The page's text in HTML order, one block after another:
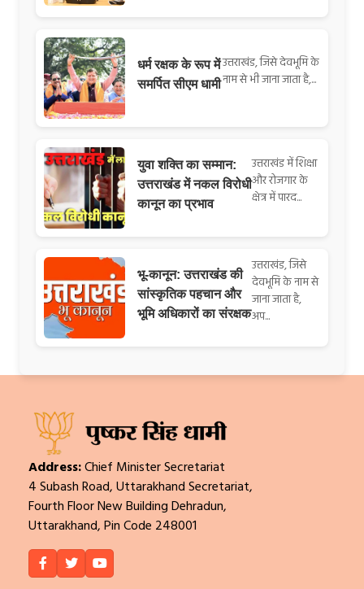
धर्म रक्षक के रूप में
समर्पित सीएम धामी
उत्तराखंड, जिसे देवभूमि के
नाम से भी जाना जाता है,...
युवा शक्ति का सम्मान:
उत्तराखंड में नकल विरोधी
कानून का प्रभाव
उत्तराखंड में शिक्षा
और रोजगार के
क्षेत्र में पारद...
भू-कानून: उत्तराखंड की
सांस्कृतिक पहचान और
भूमि अधिकारों का संरक्षक
उत्तराखंड, जिसे
देवभूमि के नाम से
जाना जाता है,
अप...
Address:Chief Minister Secretariat
4 Subash Road, Uttarakhand Secretariat,
Fourth Floor New Building Dehradun,
Uttarakhand, Pin Code 248001